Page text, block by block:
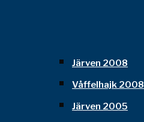
Järven 2008
Våffelhajk 2008
Järven 2005